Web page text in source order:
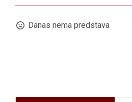
Danas nema predstava